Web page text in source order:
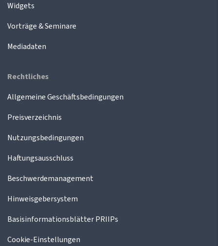
Widgets
Vorträge & Seminare
Mediadaten
Rechtliches
Allgemeine Geschäftsbedingungen
Preisverzeichnis
Nutzungsbedingungen
Haftungsausschluss
Beschwerdemanagement
Hinweisgebersystem
Basisinformationsblätter PRIIPs
Cookie-Einstellungen